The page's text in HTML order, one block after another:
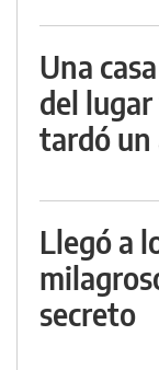
Una
del
tardó un
Llegó a
secreto